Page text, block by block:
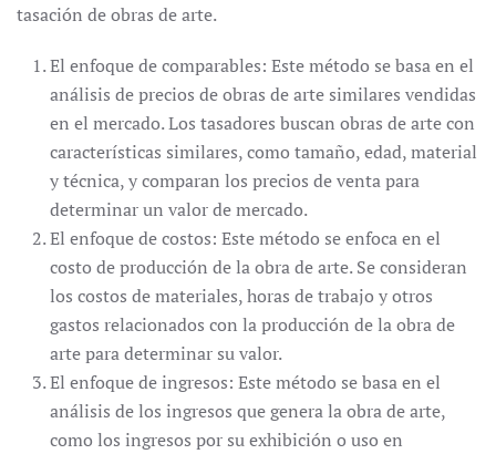
tasación de obras de arte.
El enfoque de comparables: Este método se basa en el
análisis de precios de obras de arte similares vendidas
en el mercado. Los tasadores buscan obras de arte con
características similares, como tamaño, edad, material
y técnica, y comparan los precios de venta para
determinar un valor de mercado.
El enfoque de costos: Este método se enfoca en el
costo de producción de la obra de arte. Se consideran
los costos de materiales, horas de trabajo y otros
gastos relacionados con la producción de la obra de
arte para determinar su valor.
El enfoque de ingresos: Este método se basa en el
análisis de los ingresos que genera la obra de arte,
como los ingresos por su exhibición o uso en